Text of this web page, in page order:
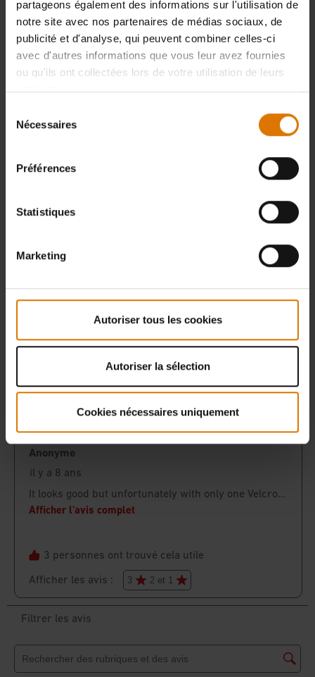
partageons également des informations sur l'utilisation de
notre site avec nos partenaires de médias sociaux, de
publicité et d'analyse, qui peuvent combiner celles-ci
avec d'autres informations que vous leur avez fournies
ou qu'ils ont collectées lors de votre utilisation de leurs
services.
Nécessaires
Préférences
Statistiques
Marketing
Autoriser tous les cookies
Autoriser la sélection
Cookies nécessaires uniquement